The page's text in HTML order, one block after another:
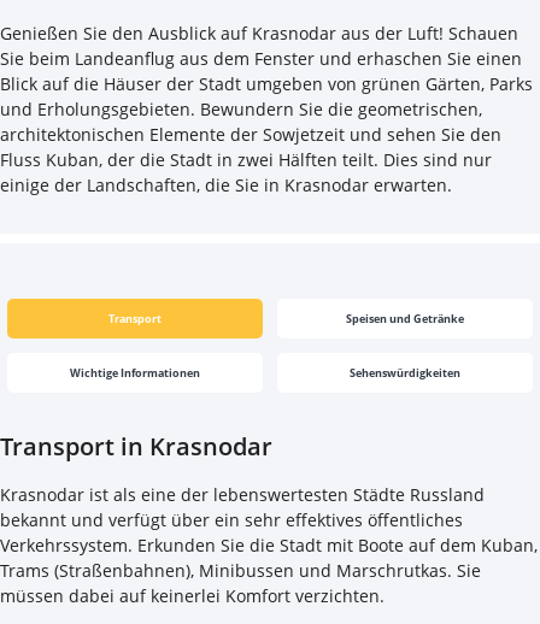
Genießen Sie den Ausblick auf Krasnodar aus der Luft! Schauen
Sie beim Landeanflug aus dem Fenster und erhaschen Sie einen
Blick auf die Häuser der Stadt umgeben von grünen Gärten, Parks
und Erholungsgebieten. Bewundern Sie die geometrischen,
architektonischen Elemente der Sowjetzeit und sehen Sie den
Fluss Kuban, der die Stadt in zwei Hälften teilt. Dies sind nur
einige der Landschaften, die Sie in Krasnodar erwarten.
Transport Speisen und Getränke
Wichtige Informationen Sehenswürdigkeiten
Transport in Krasnodar
Krasnodar ist als eine der lebenswertesten Städte Russland
bekannt und verfügt über ein sehr effektives öffentliches
Verkehrssystem. Erkunden Sie die Stadt mit Boote auf dem Kuban,
Trams (Straßenbahnen), Minibussen und Marschrutkas. Sie
müssen dabei auf keinerlei Komfort verzichten.